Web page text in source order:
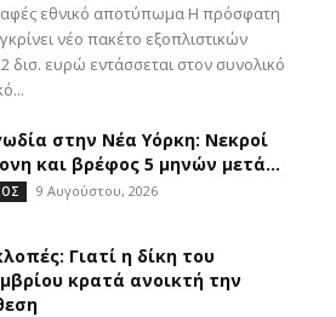
εθνικό αποτύπωμα Η πρόσφατη
νέο πακέτο εξοπλιστικών
ευρώ εντάσσεται στον συνολικό
στην Νέα Υόρκη: Νεκροί
και βρέφος 5 μηνών μετά...
9 Αυγούστου, 2026
Γιατί η δίκη του
κρατά ανοικτή την